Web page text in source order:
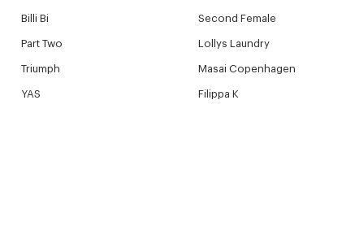
Billi Bi Second Female
Part Two Lollys Laundry
Triumph Masai Copenhagen
YAS Filippa K